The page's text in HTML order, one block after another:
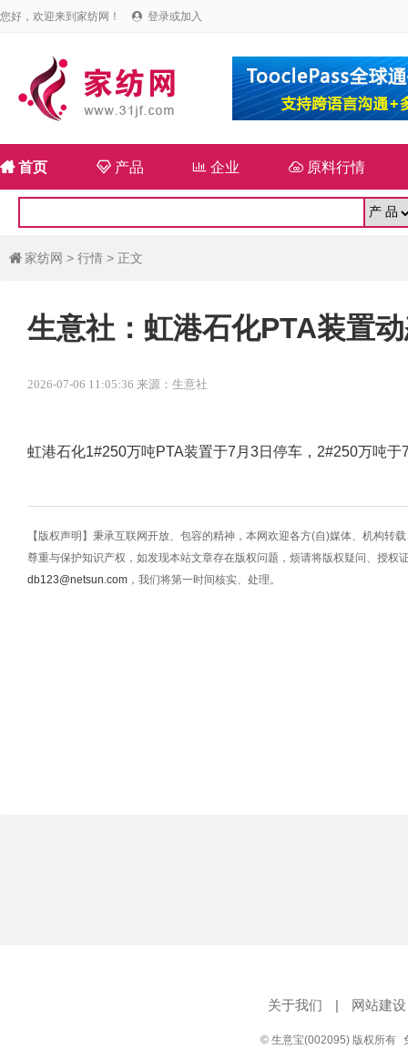
您好，欢迎来到家纺网！  登录或加入
首页 产品  企业 原料行情
 家纺网 > 行情 > 正文
生意社：虹港石化PTA装置
2026-07-06 11:05:36 来源：生意社
虹港石化1#250万吨PTA装置于7月3日停车，2#250万吨于
【版权声明】秉承互联网开放、包容的精神，本网欢迎各方(自)媒体、机构转
尊重与保护知识产权，如发现本站文章存在版权问题，烦请将版权疑问、授权
db123@netsun.com ，我们将第一时间核实、处理。
关于我们 | 网站建设
© 生意宝(002095) 版权所有